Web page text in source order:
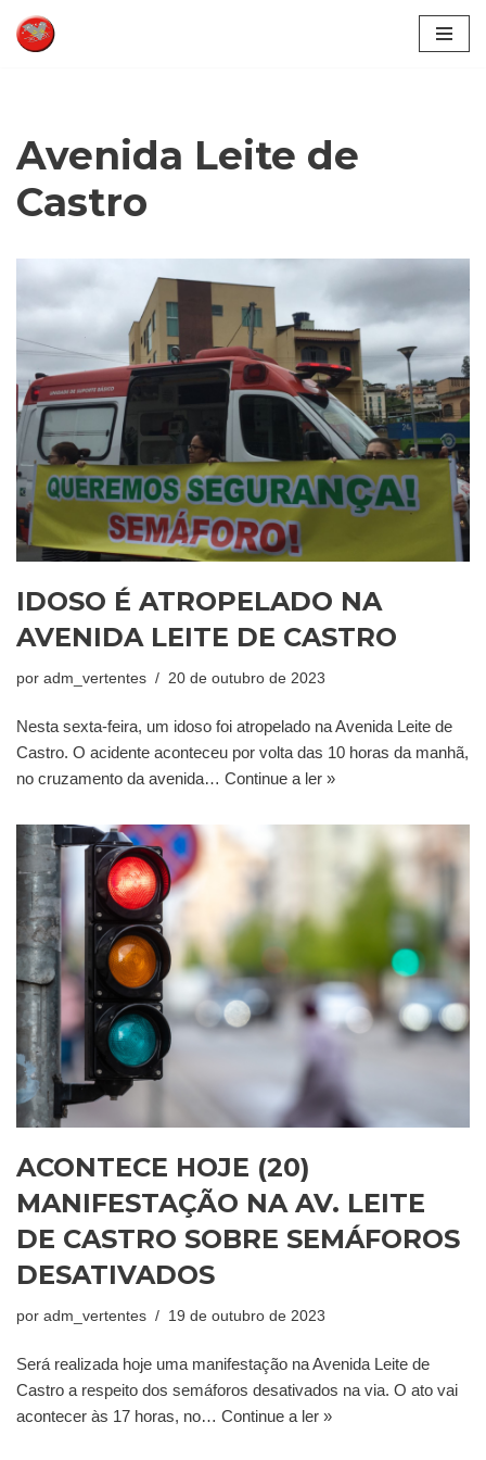
Pular
Avenida Leite de
Castro
IDOSO É ATROPELADO NA
AVENIDA LEITE DE CASTRO
por adm_vertentes 20 de outubro de 2023
Nesta sexta-feira, um idoso foi atropelado na Avenida Leite de
Castro. O acidente aconteceu por volta das 10 horas da manhã,
no cruzamento da avenida… Continue a ler »
ACONTECE HOJE (20)
MANIFESTAÇÃO NA AV. LEITE
DE CASTRO SOBRE SEMÁFOROS
DESATIVADOS
por adm_vertentes 19 de outubro de 2023
Será realizada hoje uma manifestação na Avenida Leite de
Castro a respeito dos semáforos desativados na via. O ato vai
acontecer às 17 horas, no… Continue a ler »